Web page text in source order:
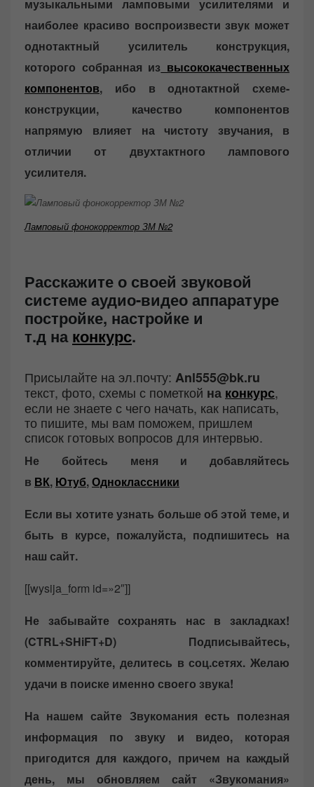
музыкальными ламповыми усилителями и
наиболее красиво воспроизвести звук может
однотактный усилитель конструкция,
которого собранная из высококачественных
компонентов, ибо в однотактной схеме-
конструкции, качество компонентов
напрямую влияет на чистоту звучания, в
отличии от двухтактного лампового
усилителя.
Ламповый фонокорректор ЗМ №2
Расскажите о своей звуковой
системе аудио-видео аппаратуре
постройке, настройке и
т.д наконкурс.
Присылайте на эл.почту: Anl555@bk.ru
текст, фото, схемы с пометкой на конкурс,
если не знаете с чего начать, как написать,
то пишите, мы вам поможем, пришлем
список готовых вопросов для интервью.
Не бойтесь меня и добавляйтесь
в ВК, Ютуб,Одноклассники
Если вы хотите узнать больше об этой теме, и
быть в курсе, пожалуйста, подпишитесь на
наш сайт.
[[wysija_form id=»2″]]
Не забывайте сохранять нас в закладках!
(CTRL+SHiFT+D)
Подписывайтесь,
комментируйте, делитесь в соц.сетях. Желаю
удачи в поиске именно своего звука!
На нашем сайте Звукомания есть полезная
информация по звуку и видео, которая
пригодится для каждого, причем на каждый
день, мы обновляем сайт «Звукомания»